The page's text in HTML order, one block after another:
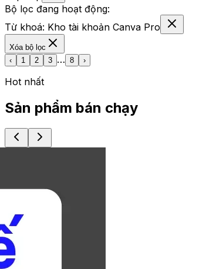
Bộ lọc đang hoạt động:
Từ khoá: Kho tài khoản Canva Pro
Xóa bộ lọc
‹
1 2 3 … 8 ›
Hot nhất
Sản phẩm bán chạy